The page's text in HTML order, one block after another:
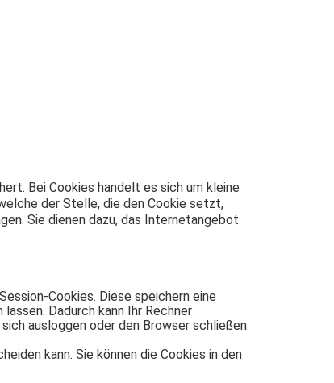
Bei Cookies handelt es sich um kleine
der Stelle, die den Cookie setzt,
Sie dienen dazu, das Internetangebot
Cookies. Diese speichern eine
Dadurch kann Ihr Rechner
ausloggen oder den Browser schließen.
kann. Sie können die Cookies in den